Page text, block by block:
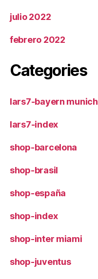
julio 2022
febrero 2022
Categories
lars7-bayern munich
lars7-index
shop-barcelona
shop-brasil
shop-españa
shop-index
shop-inter miami
shop-juventus